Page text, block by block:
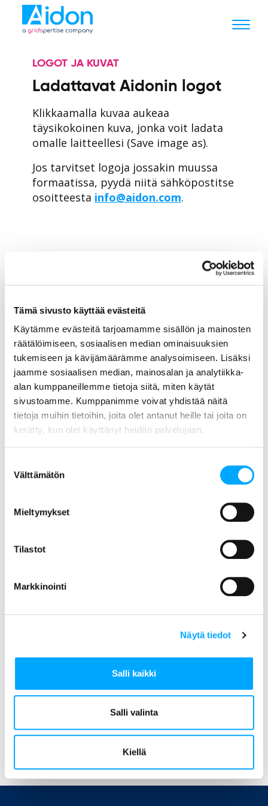
Tämä sivusto käyttää evästeitä
Käytämme evästeitä tarjoamamme sisällön ja mainosten
räätälöimiseen, sosiaalisen median ominaisuuksien
tukemiseen ja kävijämäärämme analysoimiseen. Lisäksi
jaamme sosiaalisen median, mainosalan ja analytiikka-
alan kumppaneillemme tietoja siitä, miten käytät
sivustoamme. Kumppanimme voivat yhdistää näitä
tietoja muihin tietoihin, joita olet antanut heille tai joita on
kerätty, kun olet käyttänyt heidän palvelujaan.
valinta
Välttämätön
Mieltymykset
Tilastot
Markkinointi
Näytä tiedot
Salli kaikki
Salli valinta
Kiellä
LOGOT JA KUVAT
Ladattavat Aidonin logot
Klikkaamalla kuvaa aukeaa
täysikokoinen kuva, jonka voit ladata
omalle laitteellesi (Save image as).
Jos tarvitset logoja jossakin muussa
formaatissa, pyydä niitä sähköpostitse
osoitteesta info@aidon.com.
Aidon logo primary version 300dpi png
Aidon logo primary version 96dpi jpg
Aidon logo secondary version 96dpi jpg